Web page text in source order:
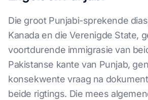
Die groot Punjabi-sprekende
Kanada en die Verenigde State,
voortdurende immigrasie van
Pakistanse kante van Punjab,
konsekwente vraag na
beide rigtings. Die mees